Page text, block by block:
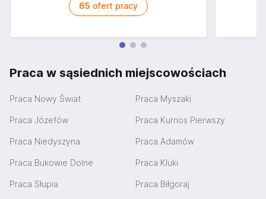
65 ofert pracy
Praca w sąsiednich miejscowościach
Praca Nowy Świat Praca Myszaki
Praca Józefów Praca Kurnos Pierwszy
Praca Niedyszyna Praca Adamów
Praca Bukowie Dolne Praca Kluki
Praca Słupia Praca Biłgoraj